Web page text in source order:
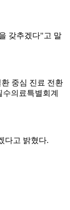
갖추겠다"고 말
중심 진료 전환
의료특별회계
다고 밝혔다.